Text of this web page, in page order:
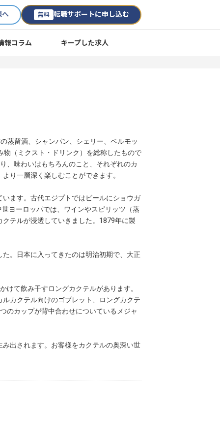
へ 無料 転職サポートに申し込む
報コラム キープした求人
蒸留酒、シャンパン、シェリー、ベルモッ
（ミクスト・ドリンク）を総称したもので
、味わいはもちろんのこと、それぞれのカ
り一層深く楽しむことができます。
ます。古代エジプトではビールにショウガ
ヨーロッパでは、ワインやスピリッツ（蒸
テルが浸透していきました。1879年に製
。日本に入ってきたのは明治初期で、大正
て飲み干すロングカクテルがあります。
カクテル向けのゴブレット、ロングカクテ
のカップが背中合わせについているメジャ
出されます。お客様をカクテルの奥深い世